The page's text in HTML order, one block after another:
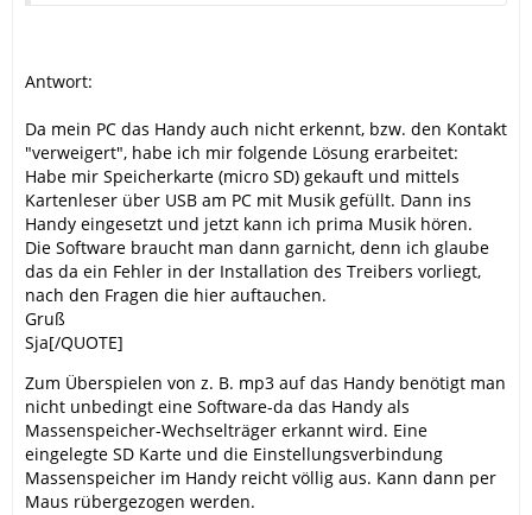
Antwort:
Da mein PC das Handy auch nicht erkennt, bzw. den Kontakt
"verweigert", habe ich mir folgende Lösung erarbeitet:
Habe mir Speicherkarte (micro SD) gekauft und mittels
Kartenleser über USB am PC mit Musik gefüllt. Dann ins
Handy eingesetzt und jetzt kann ich prima Musik hören.
Die Software braucht man dann garnicht, denn ich glaube
das da ein Fehler in der Installation des Treibers vorliegt,
nach den Fragen die hier auftauchen.
Gruß
Sja[/QUOTE]
Zum Überspielen von z. B. mp3 auf das Handy benötigt man
nicht unbedingt eine Software-da das Handy als
Massenspeicher-Wechselträger erkannt wird. Eine
eingelegte SD Karte und die Einstellungsverbindung
Massenspeicher im Handy reicht völlig aus. Kann dann per
Maus rübergezogen werden.